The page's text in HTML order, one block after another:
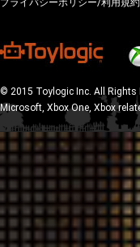
プライバシーポリシー/利用規約
© 2015 Toylogic Inc. All Rights
Microsoft, Xbox One, Xbox